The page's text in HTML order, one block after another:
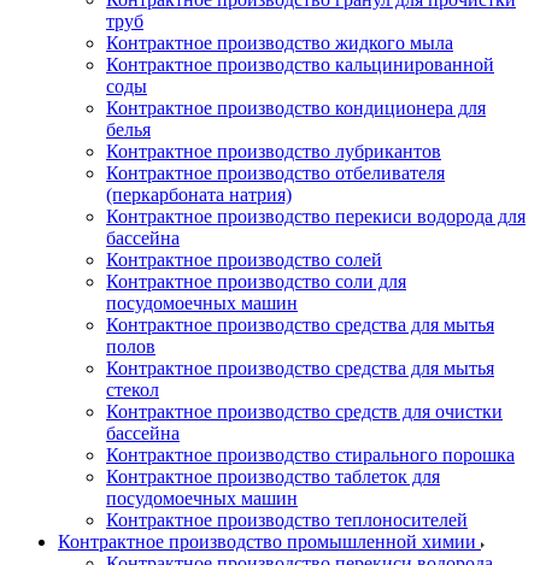
труб
Контрактное производство жидкого мыла
Контрактное производство кальцинированной
соды
Контрактное производство кондиционера для
белья
Контрактное производство лубрикантов
Контрактное производство отбеливателя
(перкарбоната натрия)
Контрактное производство перекиси водорода для
бассейна
Контрактное производство солей
Контрактное производство соли для
посудомоечных машин
Контрактное производство средства для мытья
полов
Контрактное производство средства для мытья
стекол
Контрактное производство средств для очистки
бассейна
Контрактное производство стирального порошка
Контрактное производство таблеток для
посудомоечных машин
Контрактное производство теплоносителей
Контрактное производство промышленной химии